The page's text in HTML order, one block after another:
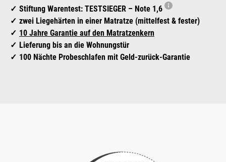
Stiftung Warentest: TESTSIEGER – Note 1,6
zwei Liegehärten in einer Matratze (mittelfest & fester)
10 Jahre Garantie auf den Matratzenkern
Lieferung bis an die Wohnungstür
100 Nächte Probeschlafen mit Geld-zurück-Garantie